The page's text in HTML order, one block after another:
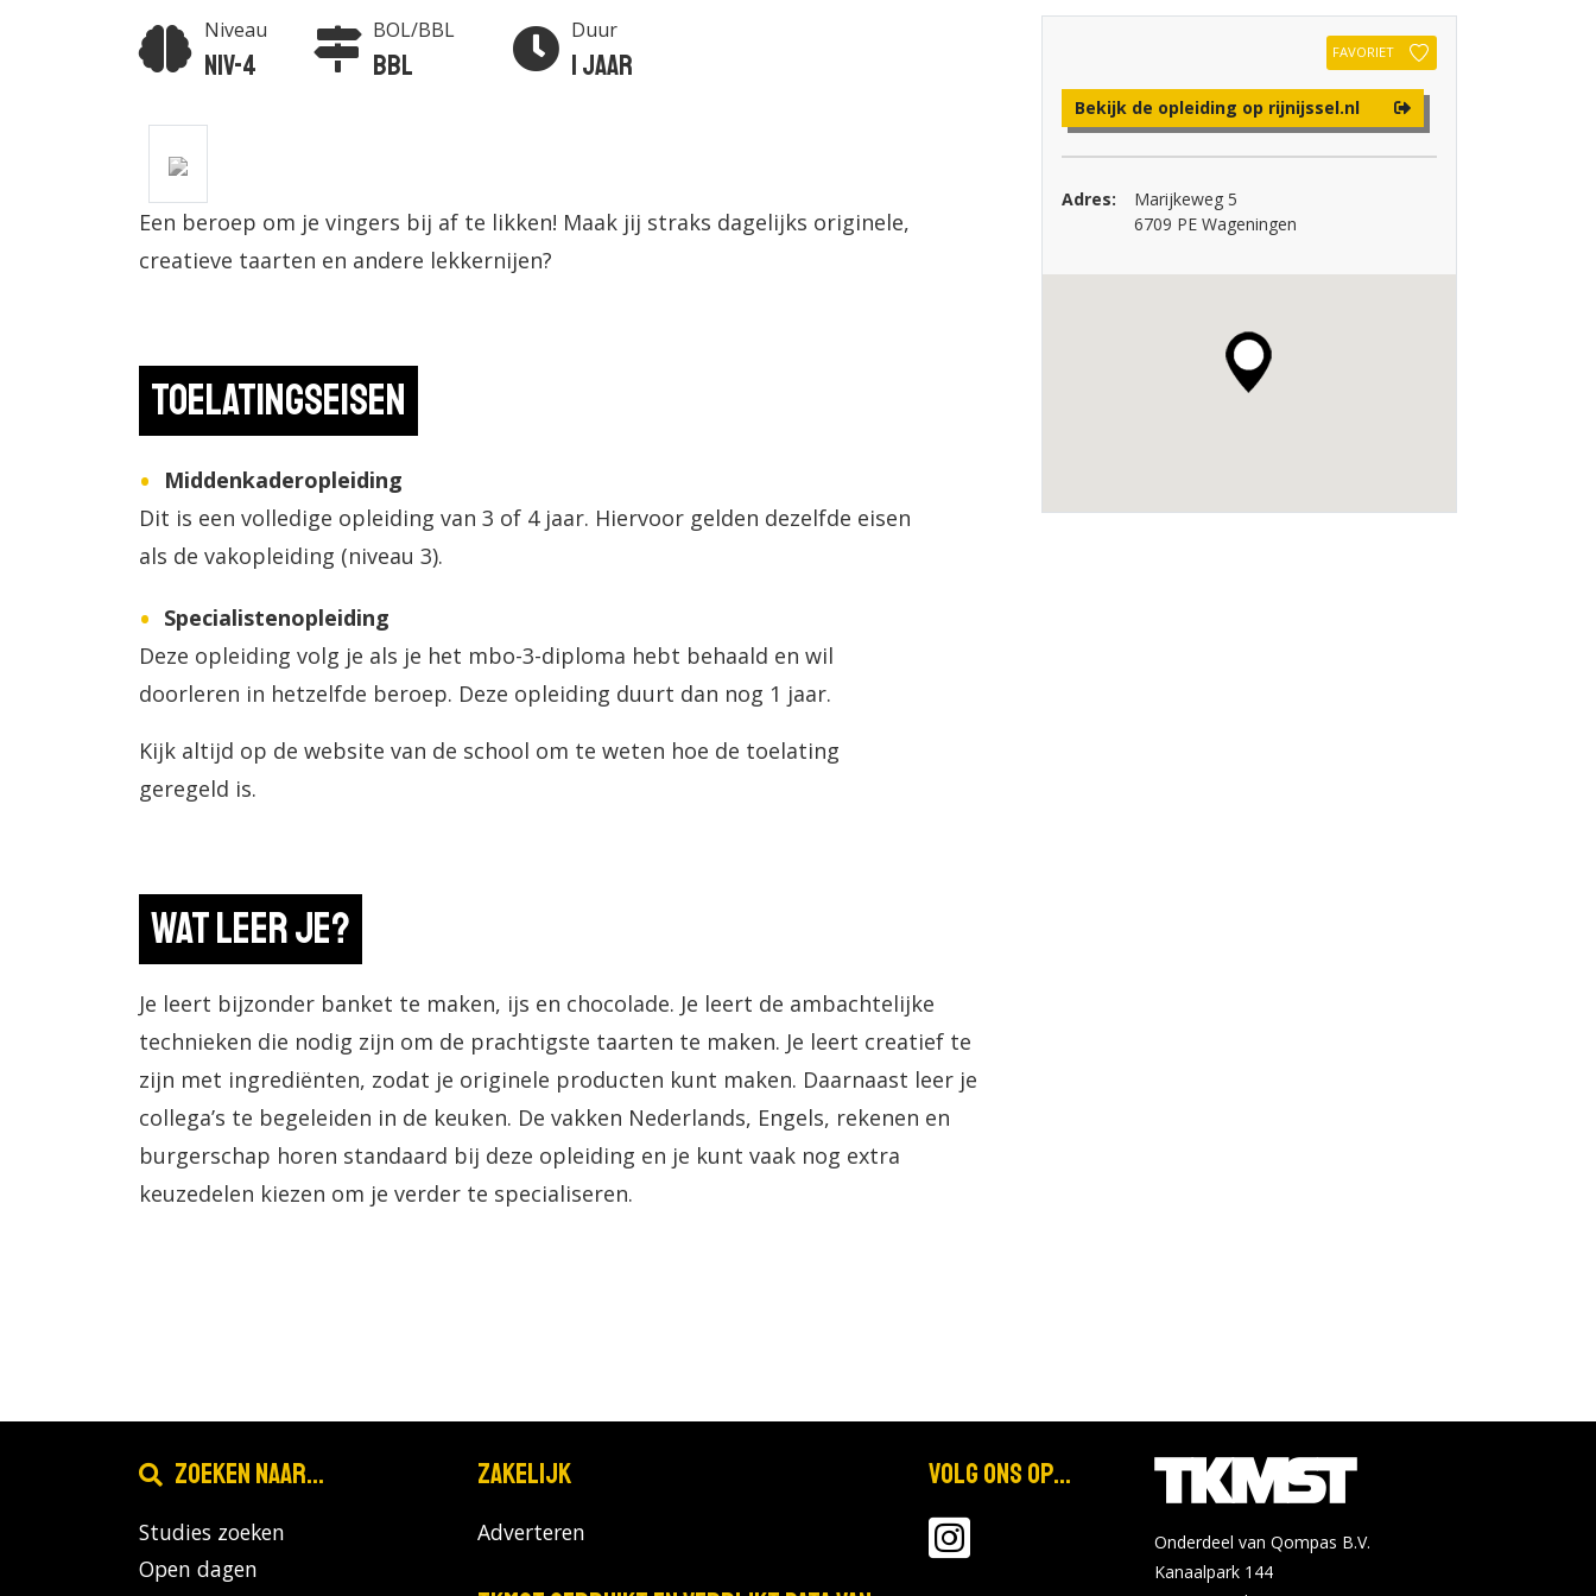
Niveau
Niv-4
BOL/BBL
BBL
Duur
1 jaar
Een beroep om je vingers bij af te likken! Maak jij straks dagelijks originele,
creatieve taarten en andere lekkernijen?
Toelatingseisen
Middenkaderopleiding
Dit is een volledige opleiding van 3 of 4 jaar. Hiervoor gelden dezelfde eisen
als de vakopleiding (niveau 3).
Specialistenopleiding
Deze opleiding volg je als je het mbo-3-diploma hebt behaald en wil
doorleren in hetzelfde beroep. Deze opleiding duurt dan nog 1 jaar.
Kijk altijd op de website van de school om te weten hoe de toelating
geregeld is.
Wat leer je?
Je leert bijzonder banket te maken, ijs en chocolade. Je leert de ambachtelijke
technieken die nodig zijn om de prachtigste taarten te maken. Je leert creatief te
zijn met ingrediënten, zodat je originele producten kunt maken. Daarnaast leer je
collega’s te begeleiden in de keuken. De vakken Nederlands, Engels, rekenen en
burgerschap horen standaard bij deze opleiding en je kunt vaak nog extra
keuzedelen kiezen om je verder te specialiseren.
FAVORIET
Bekijk de opleiding op rijnijssel.nl
Adres:
Marijkeweg 5
6709 PE Wageningen
Zoeken naar...
Studies zoeken
Open dagen
Zakelijk
Adverteren
Volg ons op...
Onderdeel van Qompas B.V.
Kanaalpark 144